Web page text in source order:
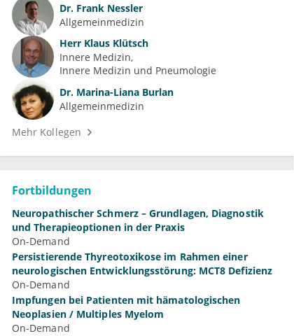
Dr. Frank Nessler
Allgemeinmedizin
Herr Klaus Klütsch
Innere Medizin
Innere Medizin und Pneumologie
Dr. Marina-Liana Burlan
Allgemeinmedizin
Mehr Kollegen
Fortbildungen
Neuropathischer Schmerz – Grundlagen, Diagnostik
und Therapieoptionen in der Praxis
On-Demand
Persistierende Thyreotoxikose im Rahmen einer
neurologischen Entwicklungsstörung: MCT8 Defizienz
On-Demand
Impfungen bei Patienten mit hämatologischen
Neoplasien / Multiples Myelom
On-Demand